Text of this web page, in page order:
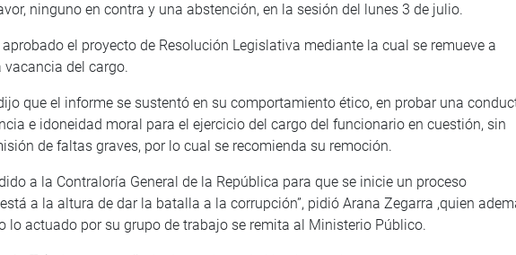
ninguno en contra y una abstención, en la sesión del lunes 3 de julio.
el proyecto de Resolución Legislativa mediante la cual se remueve a
vacancia del cargo.
que el informe se sustentó en su comportamiento ético, en probar una
e idoneidad moral para el ejercicio del cargo del funcionario en cuestión, sin
de faltas graves, por lo cual se recomienda su remoción.
a la Contraloría General de la República para que se inicie un proceso
a la altura de dar la batalla a la corrupción”, pidió Arana Zegarra ,quien
lo actuado por su grupo de trabajo se remita al Ministerio Público.